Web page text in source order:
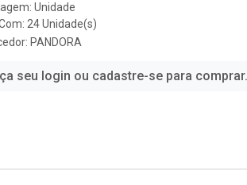
Unidade
24 Unidade(s)
PANDORA
seu login ou cadastre-se para comprar.